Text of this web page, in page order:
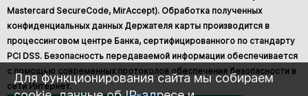
Mastercard SecureCode, MirAccept). Обработка полученных
конфиденциальных данных Держателя карты производится в
процессинговом центре Банка, сертифицированного по стандарту
PCI DSS. Безопасность передаваемой информации обеспечивается
с помощью современных протоколов обеспечения безопасности в
сети Интернет.
Для функционирования сайта мы собираем